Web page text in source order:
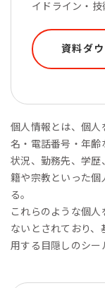
イドライン・技
資料ダ
個人情報とは、個人
名・電話番号・年齢
状況、勤務先、学歴
籍や宗教といった
る。
これらのような個
ないとされており、
用する目隠しのシー